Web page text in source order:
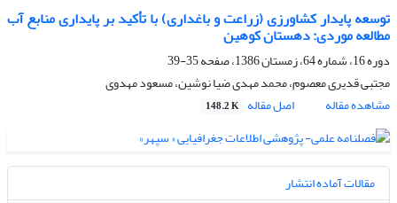
توسعه پایدار کشاورزى (زراعت و باغدارى) با تأکید بر پایدارى منابع آب
مطالعه موردى: دهستان کوهین
دوره 16، شماره 64، زمستان 1386، صفحه
35-39
مجتبی قدیری معصوم، محمد مهدی ضیا نوشین، مسعود مهدوی
مشاهده مقاله
اصل مقاله 148.2 K
مقالات آماده انتشار